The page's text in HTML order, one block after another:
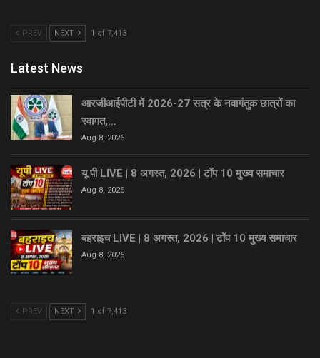
PREV NEXT 1 of 7,413
Latest News
आरजीआईपीटी में 2026-27 सत्र के नवागंतुक छात्रों का
स्वागत,…
Aug 8, 2026
यू पी LIVE | 8 अगस्त, 2026 | टॉप 10 मुख्य समाचार
Aug 8, 2026
बहराइच LIVE | 8 अगस्त, 2026 | टॉप 10 मुख्य समाचार
Aug 8, 2026
PREV NEXT 1 of 7,413